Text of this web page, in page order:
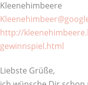
Kleenehimbeere
http://
gewinnspiel.html
Liebste Grüße,